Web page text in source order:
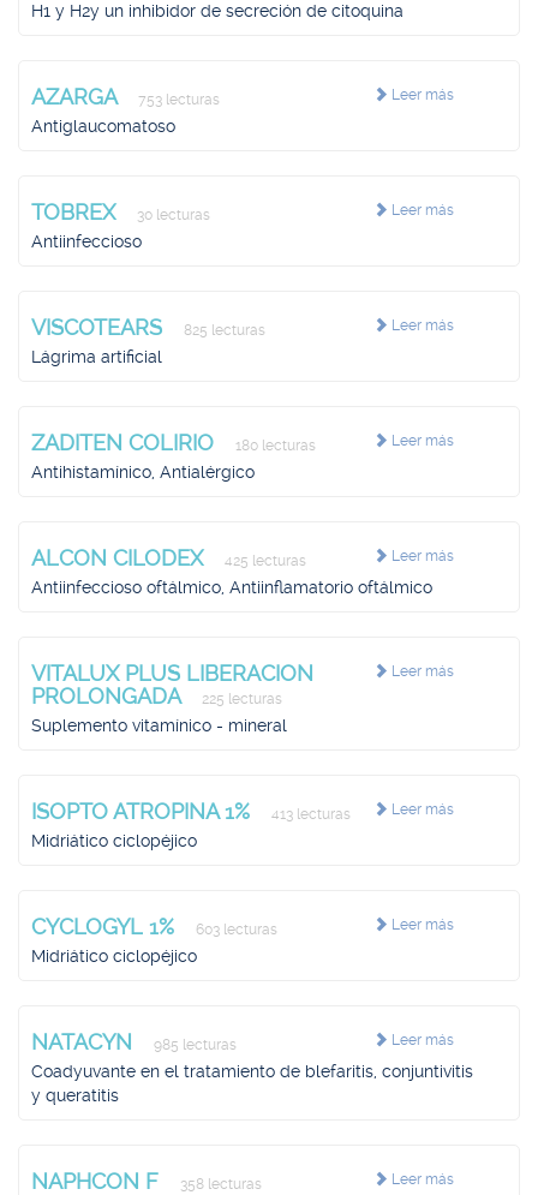
H1 y H2y un inhibidor de secreción de citoquina
Leer más
AZARGA 753 lecturas
Antiglaucomatoso
Leer más
TOBREX 30 lecturas
Antiinfeccioso
Leer más
VISCOTEARS 825 lecturas
Lágrima artificial
Leer más
ZADITEN COLIRIO 180 lecturas
Antihistamínico, Antialérgico
Leer más
ALCON CILODEX 425 lecturas
Antiinfeccioso oftálmico, Antiinflamatorio oftálmico
Leer más
VITALUX PLUS LIBERACION
PROLONGADA
225 lecturas
Suplemento vitamínico - mineral
Leer más
ISOPTO ATROPINA 1% 413 lecturas
Midriático ciclopéjico
Leer más
CYCLOGYL 1% 603 lecturas
Midriático ciclopéjico
Leer más
NATACYN 985 lecturas
Coadyuvante en el tratamiento de blefaritis, conjuntivitis
y queratitis
Leer más
NAPHCON F 358 lecturas